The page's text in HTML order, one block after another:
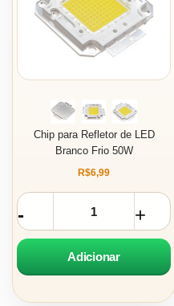
Chip para Refletor de LED
Branco Frio 50W
R$6,99
Adicionar